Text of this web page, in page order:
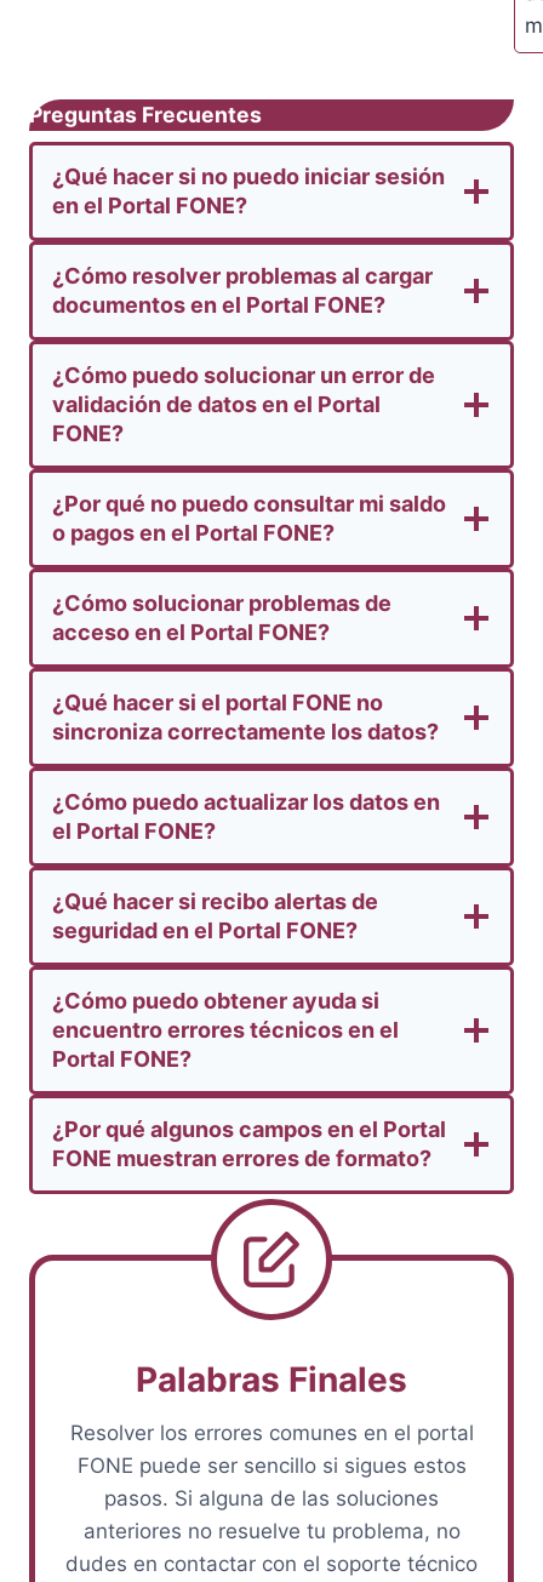
Preguntas Frecuentes
¿Qué hacer si no puedo iniciar sesión
en el Portal FONE?
¿Cómo resolver problemas al cargar
documentos en el Portal FONE?
¿Cómo puedo solucionar un error de
validación de datos en el Portal
FONE?
¿Por qué no puedo consultar mi saldo
o pagos en el Portal FONE?
¿Cómo solucionar problemas de
acceso en el Portal FONE?
¿Qué hacer si el portal FONE no
sincroniza correctamente los datos?
¿Cómo puedo actualizar los datos en
el Portal FONE?
¿Qué hacer si recibo alertas de
seguridad en el Portal FONE?
¿Cómo puedo obtener ayuda si
encuentro errores técnicos en el
Portal FONE?
¿Por qué algunos campos en el Portal
FONE muestran errores de formato?
Palabras Finales
Resolver los errores comunes en el portal
FONE puede ser sencillo si sigues estos
pasos. Si alguna de las soluciones
anteriores no resuelve tu problema, no
dudes en contactar con el soporte técnico